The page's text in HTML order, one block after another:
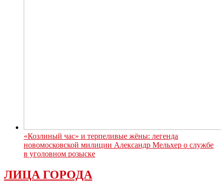
«Козлиный час» и терпеливые жёны: легенда
новомосковской милиции Александр Мельхер о службе
в уголовном розыске
ЛИЦА ГОРОДА